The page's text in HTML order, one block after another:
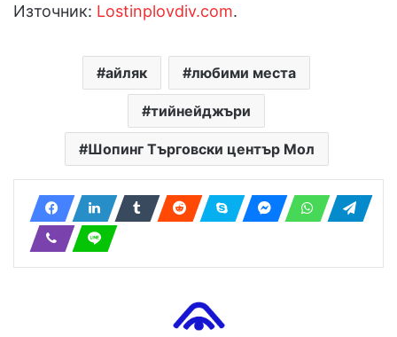
Източник: Lostinplovdiv.com.
айляк любими места
тийнейджъри
Шопинг Търговски център Мол